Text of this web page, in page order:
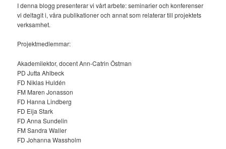
I denna blogg presenterar vi vårt arbete: seminarier och konferenser
vi deltagit i, våra publikationer och annat som relaterar till projektets
verksamhet.
Projektmedlemmar:
Akademilektor, docent Ann-Catrin Östman
PD Jutta Ahlbeck
FD Niklas Huldén
FM Maren Jonasson
FD Hanna Lindberg
FD Eija Stark
FD Anna Sundelin
FM Sandra Waller
FD Johanna Wassholm